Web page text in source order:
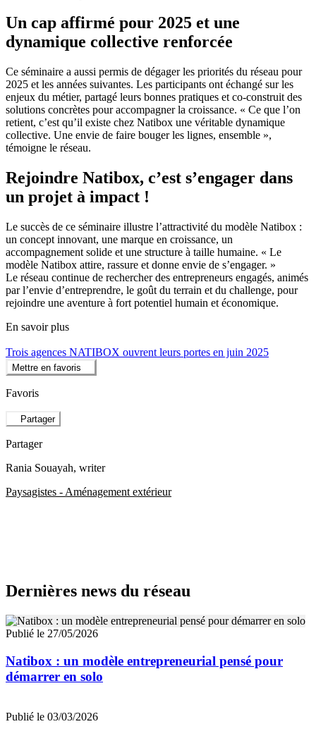
Un cap affirmé pour 2025 et une
dynamique collective renforcée
Ce séminaire a aussi permis de dégager les priorités du réseau pour
2025 et les années suivantes. Les participants ont échangé sur les
enjeux du métier, partagé leurs bonnes pratiques et co-construit des
solutions concrètes pour accompagner la croissance. « Ce que l’on
retient, c’est qu’il existe chez Natibox une véritable dynamique
collective. Une envie de faire bouger les lignes, ensemble »,
témoigne le réseau.
Rejoindre Natibox, c’est s’engager dans
un projet à impact !
Le succès de ce séminaire illustre l’attractivité du modèle Natibox :
un concept innovant, une marque en croissance, un
accompagnement solide et une structure à taille humaine. « Le
modèle Natibox attire, rassure et donne envie de s’engager. »
Le réseau continue de rechercher des entrepreneurs engagés, animés
par l’envie d’entreprendre, le goût du terrain et du challenge, pour
rejoindre une aventure à fort potentiel humain et économique.
En savoir plus
Trois agences NATIBOX ouvrent leurs portes en juin 2025
Mettre en favoris
Favoris
Partager
Partager
Rania Souayah, writer
Paysagistes - Aménagement extérieur
Dernières news du réseau
Publié le 27/05/2026
Natibox : un modèle entrepreneurial pensé pour
démarrer en solo
Publié le 03/03/2026